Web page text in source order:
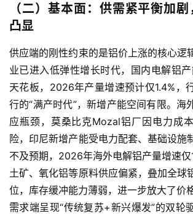
（二）基本面：供需紧平衡加
凸显
供应端的刚性约束的是铝价上涨的核心逻
业已进入低弹性增长时代，国内电解铝
天花板，2026年产量增速预计仅1.4%，
行的“满产时代”，新增产能空间有限。海
应瓶颈，莫桑比克Mozal铝厂因电力成
险，印尼新增产能受电力配套、基础设施
不及预期，2026年海外电解铝产量增速仅
土矿、氧化铝等原料供应偏紧，叠加全球
位，库存缓冲能力薄弱，进一步放大了价
需求端呈现“传统复苏+新兴爆发”的双轮